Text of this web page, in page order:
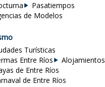
Pasatiempos
de Modelos
Turísticas
Entre Ríos
Alojamientos
de Entre Ríos
de Entre Ríos